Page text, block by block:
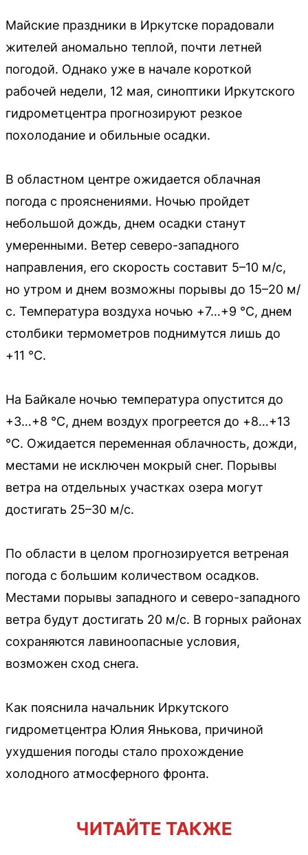
Майские праздники в Иркутске порадовали
жителей аномально теплой, почти летней
погодой. Однако уже в начале короткой
рабочей недели, 12 мая, синоптики Иркутского
гидрометцентра прогнозируют резкое
похолодание и обильные осадки.
В областном центре ожидается облачная
погода с прояснениями. Ночью пройдет
небольшой дождь, днем осадки станут
умеренными. Ветер северо-западного
направления, его скорость составит 5–10 м/с,
но утром и днем возможны порывы до 15–20 м/
с. Температура воздуха ночью +7…+9 °C, днем
столбики термометров поднимутся лишь до
+11 °C.
На Байкале ночью температура опустится до
+3…+8 °C, днем воздух прогреется до +8…+13
°C. Ожидается переменная облачность, дожди,
местами не исключен мокрый снег. Порывы
ветра на отдельных участках озера могут
достигать 25–30 м/с.
По области в целом прогнозируется ветреная
погода с большим количеством осадков.
Местами порывы западного и северо-западного
ветра будут достигать 20 м/с. В горных районах
сохраняются лавиноопасные условия,
возможен сход снега.
Как пояснила начальник Иркутского
гидрометцентра Юлия Янькова, причиной
ухудшения погоды стало прохождение
холодного атмосферного фронта.
ЧИТАЙТЕ ТАКЖЕ